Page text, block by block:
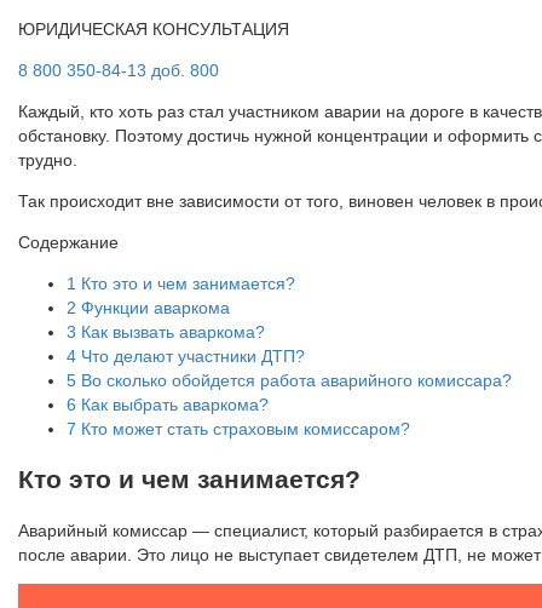
ЮРИДИЧЕСКАЯ КОНСУЛЬТАЦИЯ
8 800 350-84-13 доб. 800
Каждый, кто хоть раз стал участником аварии на дороге в
обстановку. Поэтому достичь нужной концентрации и
трудно.
Так происходит вне зависимости от того, виновен человек в
Содержание
1 Кто это и чем занимается?
2 Функции аваркома
3 Как вызвать аваркома?
4 Что делают участники ДТП?
5 Во сколько обойдется работа аварийного комиссара?
6 Как выбрать аваркома?
7 Кто может стать страховым комиссаром?
Кто это и чем занимается?
Аварийный комиссар — специалист, который разбирается в
после аварии. Это лицо не выступает свидетелем ДТП, не может